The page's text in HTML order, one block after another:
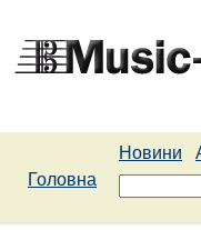
Новини
Головна